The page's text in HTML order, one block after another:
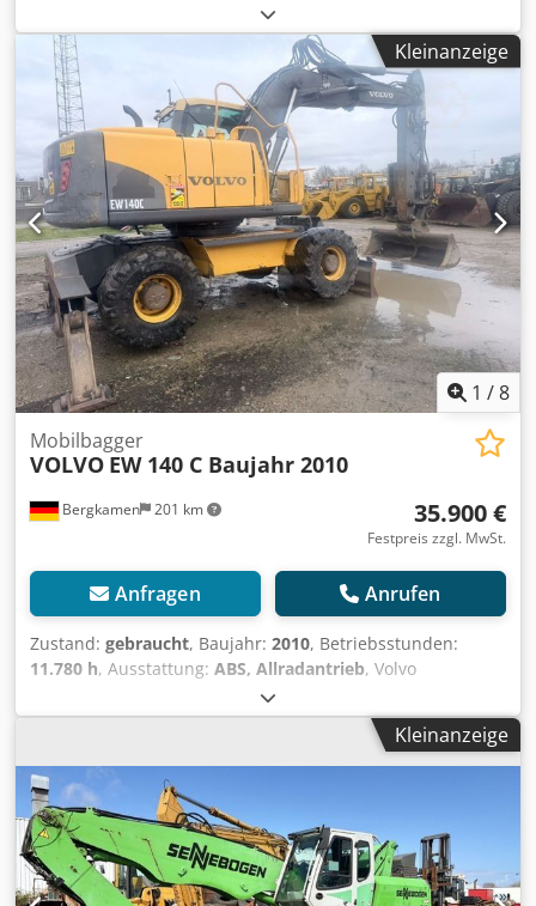
Aszc Dtlecmsf * Einsatzgewicht ca. 13.880 kg * Motor
Cummins QSB 6.7 Diesel 117 kW 157 PS
Hächstgeschwindigkeit 39 km/h * Grabtiefe ca. 4,85 m *
Reichweite am Boden ca. 7,8 m Schwenkgeschwindigkeit
11,6 U/min Kraftstofftank 270 Liter * Transportbreite ca.
2,50 m * Transportlänge ca. 7,8 m * Transporthöhe ca. 3,4
m Maschine hat erst ca 8800 BS und ist in sehr gutem
Zustand
Kleinanzeige
1 /8
Bergkamen 201 km
Mobilbagger
VOLVO EW 140 C Baujahr 2010
35.900 €
Festpreis zzgl. MwSt.
Anfragen Anrufen
Zustand: gebraucht, Baujahr: 2010, Betriebsstunden:
11.780 h, Ausstattung: ABS, Allradantrieb, Volvo
EXCAVATOR EW140C klima Cedpfjyltr Asx Acmerf 16850 Kg
91 KW Top Zustand
Kleinanzeige